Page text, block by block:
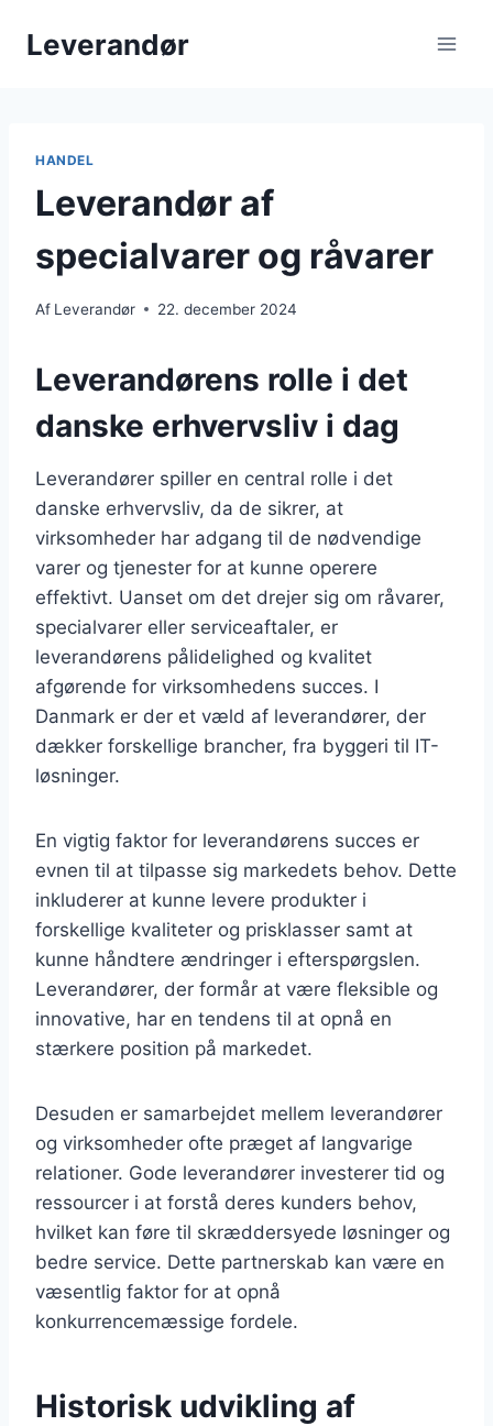
Leverandør
HANDEL
Leverandør af
specialvarer og råvarer
Af Leverandør 22. december 2024
Leverandørens rolle i det
danske erhvervsliv i dag
Leverandører spiller en central rolle i det
danske erhvervsliv, da de sikrer, at
virksomheder har adgang til de nødvendige
varer og tjenester for at kunne operere
effektivt. Uanset om det drejer sig om råvarer,
specialvarer eller serviceaftaler, er
leverandørens pålidelighed og kvalitet
afgørende for virksomhedens succes. I
Danmark er der et væld af leverandører, der
dækker forskellige brancher, fra byggeri til IT-
løsninger.
En vigtig faktor for leverandørens succes er
evnen til at tilpasse sig markedets behov. Dette
inkluderer at kunne levere produkter i
forskellige kvaliteter og prisklasser samt at
kunne håndtere ændringer i efterspørgslen.
Leverandører, der formår at være fleksible og
innovative, har en tendens til at opnå en
stærkere position på markedet.
Desuden er samarbejdet mellem leverandører
og virksomheder ofte præget af langvarige
relationer. Gode leverandører investerer tid og
ressourcer i at forstå deres kunders behov,
hvilket kan føre til skræddersyede løsninger og
bedre service. Dette partnerskab kan være en
væsentlig faktor for at opnå
konkurrencemæssige fordele.
Historisk udvikling af